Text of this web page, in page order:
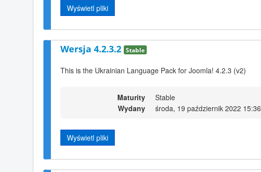
Wyświetl pliki
Wersja 4.2.3.2 Stable
This is the Ukrainian Language Pack for Joomla! 4.2.3 (v2)
Maturity
Stable
Wydany
środa, 19 październik 2022 15:36
Wyświetl pliki